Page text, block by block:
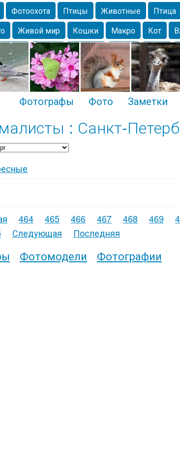
Фотоохота Птицы Животные Птица
Живой мир Кошки Макро Кот
Глаза Крым Москва Весна Парк
Чайка Лес Утки Николаев
Фотографы Фото Заметки
: Санкт-
464 465 466 467 468 469
Следующая Последняя
Фотомодели Фотографии